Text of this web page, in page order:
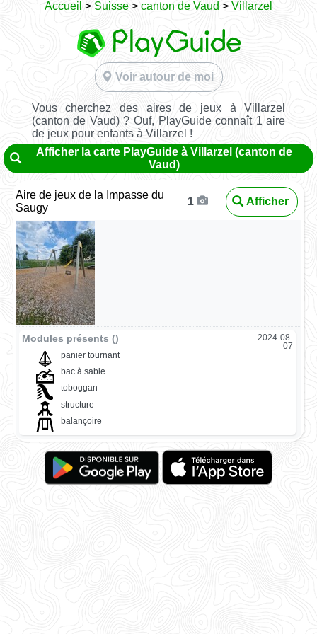
Accueil > Suisse > canton de Vaud > Villarzel
Voir autour de moi
Vous cherchez des aires de jeux à Villarzel
(canton de Vaud) ? Ouf, PlayGuide connaît 1 aire
de jeux pour enfants à Villarzel !
Afficher la carte PlayGuide à Villarzel (canton de
Vaud)
Aire de jeux de la Impasse du
Saugy
1 Afficher
Modules présents ()
2024-08-
07
panier tournant
bac à sable
toboggan
structure
balançoire